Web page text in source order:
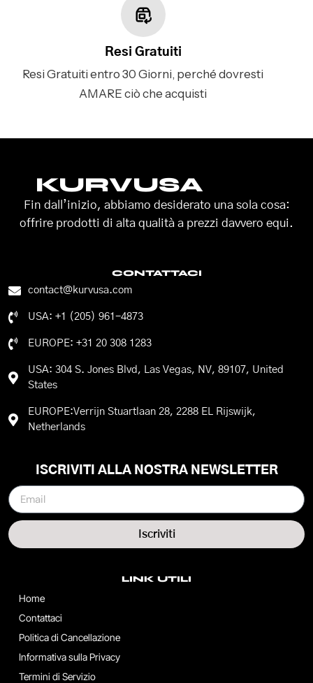
Resi Gratuiti
Resi Gratuiti entro 30 Giorni, perché dovresti
AMARE ciò che acquisti
KURVUSA
Fin dall’inizio, abbiamo desiderato una sola cosa:
offrire prodotti di alta qualità a prezzi davvero equi.
CONTATTACI
contact@kurvusa.com
USA: +1 (205) 961-4873
EUROPE: +31 20 308 1283
USA: 304 S. Jones Blvd, Las Vegas, NV, 89107, United
States
EUROPE:Verrijn Stuartlaan 28, 2288 EL Rijswijk,
Netherlands
LINK UTILI
Home
Contattaci
Politica di Cancellazione
Informativa sulla Privacy
Termini di Servizio
ISCRIVITI ALLA NOSTRA NEWSLETTER
Iscriviti